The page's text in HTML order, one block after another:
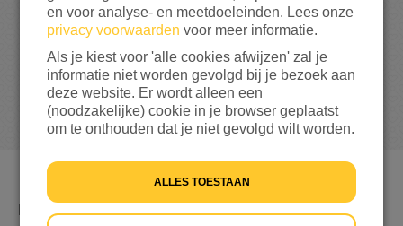
Rondje lopen
en voor analyse- en meetdoeleinden. Lees onze
privacy voorwaarden voor meer informatie.
Als je kiest voor 'alle cookies afwijzen' zal je
informatie niet worden gevolgd bij je bezoek aan
deze website. Er wordt alleen een
(noodzakelijke) cookie in je browser geplaatst
om te onthouden dat je niet gevolgd wilt worden.
ALLES TOESTAAN